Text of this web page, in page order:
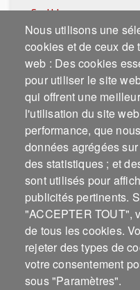
Soul blues
Southern gospel
Space disco
Saint Louis blues
Piano stride
Suomisaundi
Swamp pop
T-pop
Taqwacore
Tecno-brega
Texas blues
Trallpunk
Tumba francesa
Twee Pop
UK garage
Nous utilisons une
cookies et de ceux de
web : Des cookies
pour utiliser le site
qui offrent une
l'utilisation du site
performance, que
données agrégées
des statistiques ; et
sont utilisés pour
publicités pertinents.
"ACCEPTER TOUT",
de tous les cookies.
rejeter des types de
votre consentement
sous "Paramètres".